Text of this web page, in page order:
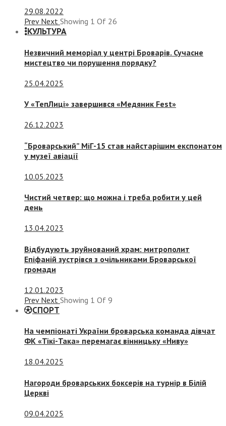
29.08.2022
Prev Next Showing 1 Of 26
КУЛЬТУРА
Незвичний меморіал у центрі Броварів. Сучасне
мистецтво чи порушення порядку?
25.04.2025
У «ТепЛиці» завершився «Медяник Fest»
26.12.2023
“Броварський” МіГ-15 став найстарішим експонатом
у музеї авіації
10.05.2023
Чистий четвер: що можна і треба робити у цей
день
13.04.2023
Відбудують зруйнований храм: митрополит
Епіфаній зустрівся з очільниками Броварської
громади
12.01.2023
Prev Next Showing 1 Of 9
СПОРТ
На чемпіонаті України броварська команда дівчат
ФК «Тікі-Така» перемагає вінницьку «Ниву»
18.04.2025
Нагороди броварських боксерів на турнір в Білій
Церкві
09.04.2025